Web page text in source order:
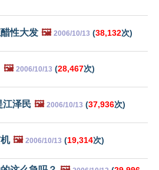
性大发 🖼️ 2006/10/13 (38,132次)
🖼️ 2006/10/13 (28,467次)
江泽民 🖼️ 2006/10/13 (37,936次)
🖼️ 2006/10/13 (19,314次)